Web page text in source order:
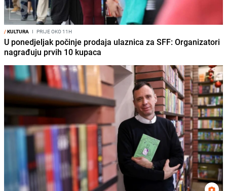
/KULTURA I PRIJE OKO 11H
U ponedjeljak počinje prodaja ulaznica za SFF: Organizatori
nagrađuju prvih 10 kupaca